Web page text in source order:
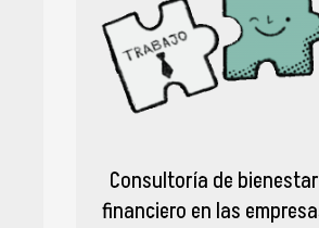
Consultoría de bienestar
financiero en las